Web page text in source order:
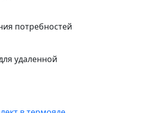
потребностей
удаленной